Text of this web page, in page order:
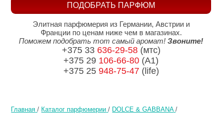
Главная / Каталог парфюмерии / DOLCE & GABBANA /
ПОДОБРАТЬ ПАРФЮМ
Элитная парфюмерия из Германии, Австрии и
Франции по ценам ниже чем в магазинах.
Поможем подобрать тот самый аромат! Звоните!
+375 33 636-29-58(мтс)
+375 29 106-66-80 (A1)
+375 25 948-75-47(life)